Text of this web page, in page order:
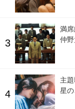
満
仲野
主
星